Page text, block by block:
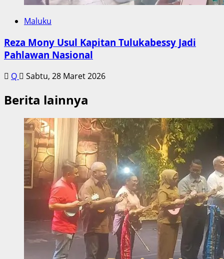
Maluku
Reza Mony Usul Kapitan Tulukabessy Jadi
Pahlawan Nasional
Q Sabtu, 28 Maret 2026
Berita lainnya